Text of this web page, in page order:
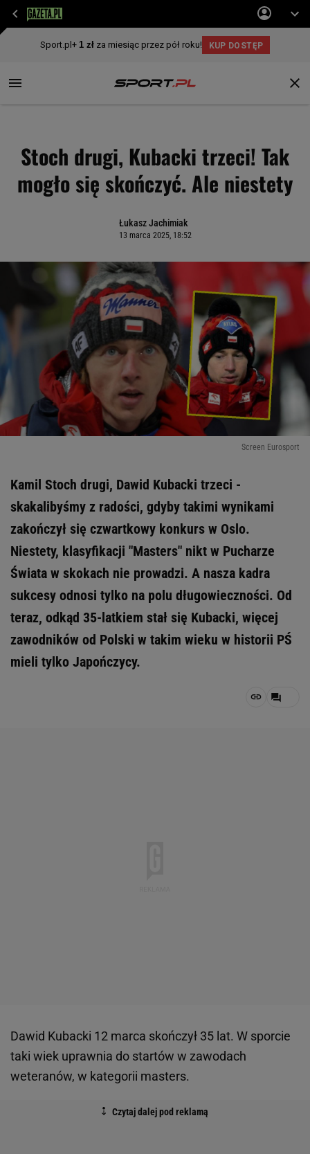
Stoch drugi, Kubacki trzeci! Tak
mogło się skończyć. Ale niestety
Łukasz Jachimiak
13 marca 2025, 18:52
Screen Eurosport
Kamil Stoch drugi, Dawid Kubacki trzeci -
skakalibyśmy z radości, gdyby takimi wynikami
zakończył się czwartkowy konkurs w Oslo.
Niestety, klasyfikacji "Masters" nikt w Pucharze
Świata w skokach nie prowadzi. A nasza kadra
sukcesy odnosi tylko na polu długowieczności. Od
teraz, odkąd 35-latkiem stał się Kubacki, więcej
zawodników od Polski w takim wieku w historii PŚ
mieli tylko Japończycy.
Dawid Kubacki 12 marca skończył 35 lat. W sporcie
taki wiek uprawnia do startów w zawodach
weteranów, w kategorii masters.